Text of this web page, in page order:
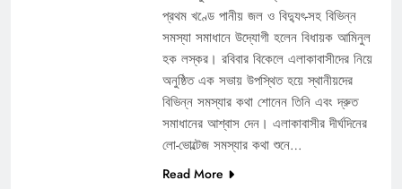
প্রথম খণ্ডে পানীয় জল ও বিদ্যুৎ-সহ বিভিন্ন
সমস্যা সমাধানে উদ্যোগী হলেন বিধায়ক আমিনুল
হক লস্কর। রবিবার বিকেলে এলাকাবাসীদের নিয়ে
অনুষ্ঠিত এক সভায় উপস্থিত হয়ে স্থানীয়দের
বিভিন্ন সমস্যার কথা শোনেন তিনি এবং দ্রুত
সমাধানের আশ্বাস দেন। এলাকাবাসীর দীর্ঘদিনের
লো-ভোল্টেজ সমস্যার কথা শুনে…
Read More